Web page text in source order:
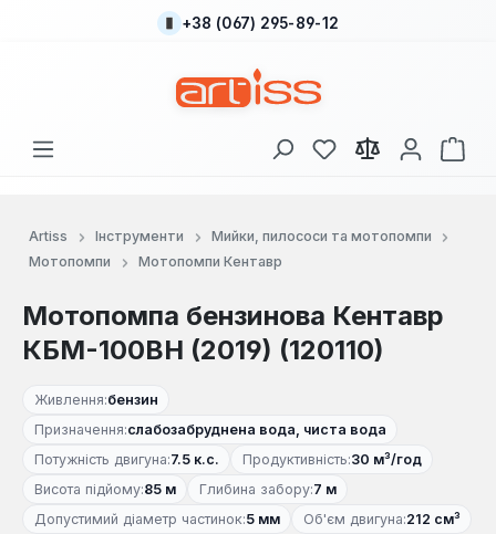
Перейти до основного вмісту
+38 (067) 295-89-12
У вас є 0 у списку
Artiss Інструменти
Мийки, пилососи та мотопомпи
Мотопомпи
Мотопомпи Кентавр
Мотопомпа бензинова Кентавр
КБМ-100ВН (2019) (120110)
Живлення:бензин
Призначення:слабозабруднена вода, чиста вода
Потужність двигуна:7.5 к.с. Продуктивність:30 м³/год
Висота підйому:85 м Глибина забору:7 м
Допустимий діаметр частинок:5 мм Об'єм двигуна:212 см³